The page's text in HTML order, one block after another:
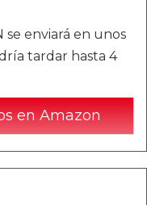
se enviará en unos
tardar hasta 4
en Amazon